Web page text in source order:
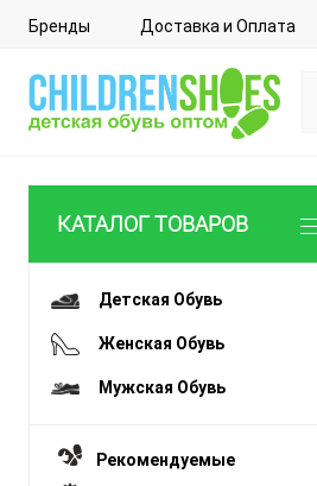
Бренды Доставка и Оплата
КАТАЛОГ ТОВАРОВ
Детская Обувь
Женская Обувь
Мужская Обувь
Рекомендуемые
Перейти